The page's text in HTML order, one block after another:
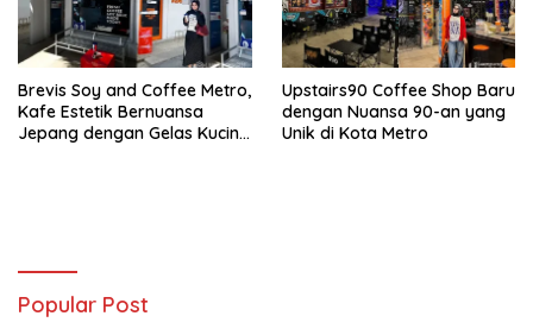
Brevis Soy and Coffee Metro,
Kafe Estetik Bernuansa
Jepang dengan Gelas Kucing
Upstairs90 Coffee Shop Baru
dengan Nuansa 90-an yang
Unik di Kota Metro
Popular Post